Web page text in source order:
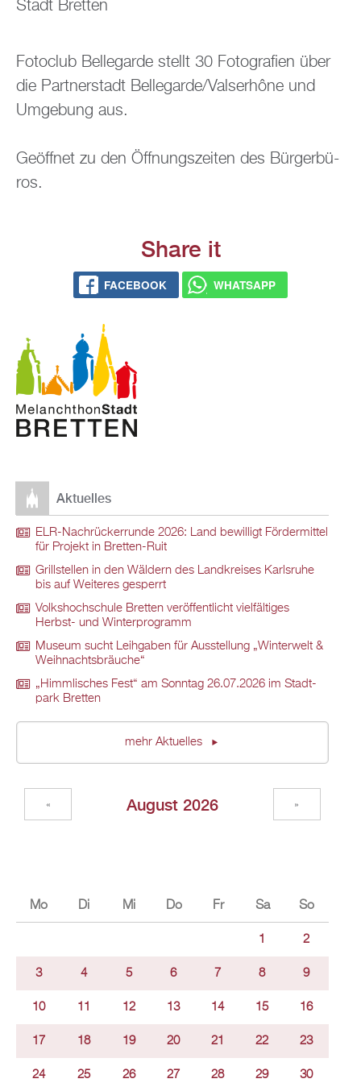
Stadt Brett­en
Fo­to­club Bel­le­gar­de stellt 30 Fo­to­gra­fi­en über
die Part­ner­stadt Bel­le­gar­de/Vals­er­hô­ne und
Um­ge­bung aus.
Ge­öff­net zu den Öff­nungs­zei­ten des Bür­ger­bü­
ros.
Share it
FACE­BOOK WHATS­APP
Ak­tu­el­les
ELR-Nach­rü­ck­er­run­de 2026: Land be­wil­ligt För­der­mit­tel
für Pro­jekt in Brett­en-Ruit
Grill­stel­len in den Wäl­dern des Land­krei­ses Karls­ru­he
bis auf Wei­te­res ge­sperrt
Volks­hoch­schu­le Brett­en ver­öf­fent­licht viel­fäl­ti­ges
Herbst- und Win­ter­pro­gramm
Mu­se­um sucht Leih­ga­ben für Aus­stel­lung „Win­ter­welt &
Weih­nachts­bräu­che“
„Himm­li­sches Fest“ am Sonn­tag 26.07.2026 im Stadt­
park Brett­en
mehr Ak­tu­el­les
Au­gust 2026
« »
Mo Di Mi Do Fr Sa So
1 2
3 4 5 6 7 8 9
10 11 12 13 14 15 16
17 18 19 20 21 22 23
24 25 26 27 28 29 30